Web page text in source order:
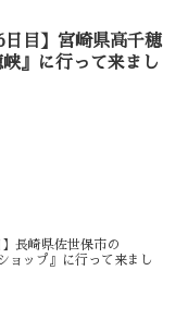
日目】宮崎県高千穂
』に行って来まし
】長崎県佐世保市の
ョップ』に行って来まし